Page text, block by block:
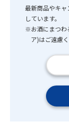
最新商品やキャ
しています。
※お酒にまつわ
ア)はご遠慮く